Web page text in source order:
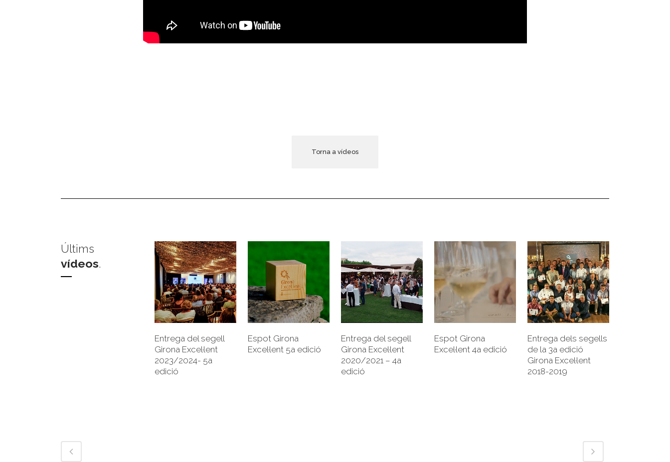
Torna a vídeos
Últims
vídeos.
+
Entrega del segell
Girona Excel·lent
2023/2024- 5a
edició
+
Espot Girona
Excel·lent 5a edició
+
Entrega del segell
Girona Excel·lent
2020/2021 – 4a
edició
+
Espot Girona
Excel·lent 4a edició
+
Entrega dels segells
de la 3a edició
Girona Excel·lent
2018-2019